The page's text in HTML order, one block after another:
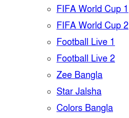
FIFA World Cup 1
FIFA World Cup 2
Football Live 1
Football Live 2
Zee Bangla
Star Jalsha
Colors Bangla